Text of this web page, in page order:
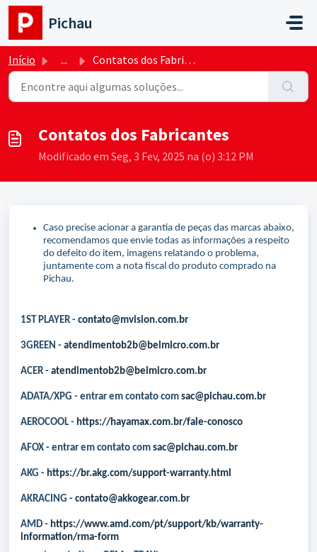
Ir para o conteúdo principal
Pichau
Início ... Contatos dos Fabricantes
Contatos dos Fabricantes
Modificado em Seg, 3 Fev, 2025 na (o) 3:12 PM
Caso precise acionar a garantia de peças das marcas abaixo,
recomendamos que envie todas as informações a respeito
do defeito do item, imagens relatando o problema,
juntamente com a nota fiscal do produto comprado na
Pichau.
1ST PLAYER - contato@mvision.com.br
3GREEN - atendimentob2b@belmicro.com.br
ACER - atendimentob2b@belmicro.com.br
ADATA/XPG - entrar em contato com sac@pichau.com.br
AEROCOOL - https://hayamax.com.br/fale-conosco
AFOX - entrar em contato com sac@pichau.com.br
AKG - https://br.akg.com/support-warranty.html
AKRACING - contato@akkogear.com.br
AMD - https://www.amd.com/pt/support/kb/warranty-
information/rma-form